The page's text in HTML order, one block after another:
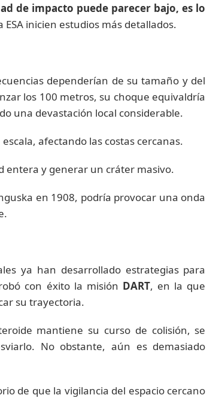
de impacto puede parecer bajo, es lo
ESA inicien estudios más detallados.
dependerían de su tamaño y del
los 100 metros, su choque equivaldría
una devastación local considerable.
afectando las costas cercanas.
entera y generar un cráter masivo.
en 1908, podría provocar una onda
ya han desarrollado estrategias para
con éxito la misión DART, en la que
su trayectoria.
mantiene su curso de colisión, se
No obstante, aún es demasiado
de que la vigilancia del espacio cercano